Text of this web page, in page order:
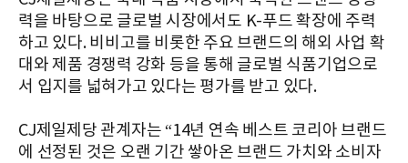
력을 바탕으로 글로벌 시장에서도 K-푸드 확장에 주력
하고 있다. 비비고를 비롯한 주요 브랜드의 해외 사업 확
대와 제품 경쟁력 강화 등을 통해 글로벌 식품기업으로
서 입지를 넓혀가고 있다는 평가를 받고 있다.
CJ제일제당 관계자는 “14년 연속 베스트 코리아 브랜드
에 선정된 것은 오랜 기간 쌓아온 브랜드 가치와 소비자